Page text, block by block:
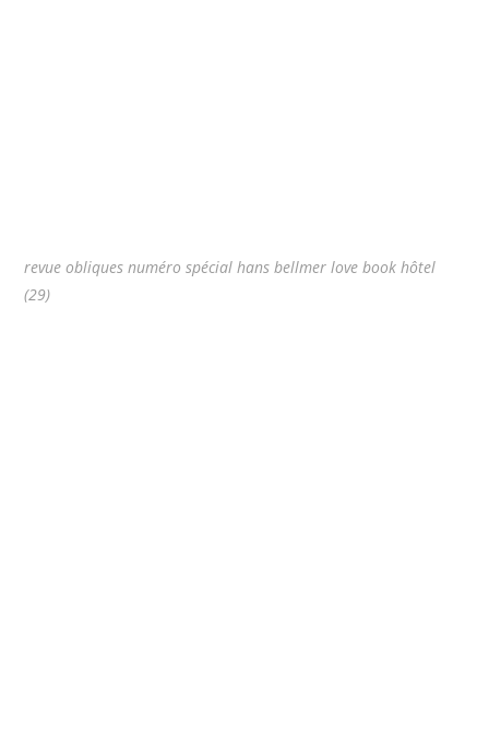
revue obliques numéro spécial hans bellmer love book hôtel
(29)